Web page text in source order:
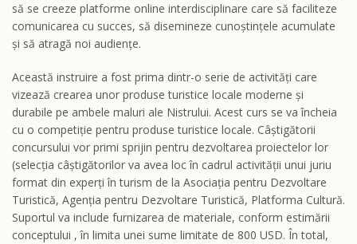
să se creeze platforme online interdisciplinare care să faciliteze
comunicarea cu succes, să disemineze cunoștințele acumulate
și să atragă noi audiențe.
Această instruire a fost prima dintr-o serie de activități care
vizează crearea unor produse turistice locale moderne și
durabile pe ambele maluri ale Nistrului. Acest curs se va încheia
cu o competiție pentru produse turistice locale. Câștigătorii
concursului vor primi sprijin pentru dezvoltarea proiectelor lor
(selecția câștigătorilor va avea loc în cadrul activității unui juriu
format din experți în turism de la Asociația pentru Dezvoltare
Turistică, Agenția pentru Dezvoltare Turistică, Platforma Cultură.
Suportul va include furnizarea de materiale, conform estimării
conceptului , în limita unei sume limitate de 800 USD. În total,